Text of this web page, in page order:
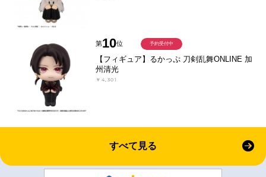
第10位
【フィギュア】るかっぷ 刀剣乱舞ONLINE 加
州清光
￥4,301
予約受付中
すべて見る